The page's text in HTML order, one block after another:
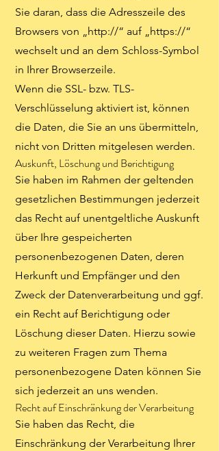
Sie daran, dass die Adresszeile des
Browsers von „http://“ auf „https://“
wechselt und an dem Schloss-Symbol
in Ihrer Browserzeile.
Wenn die SSL- bzw. TLS-
Verschlüsselung aktiviert ist, können
die Daten, die Sie an uns übermitteln,
nicht von Dritten mitgelesen werden.
Auskunft, Löschung und Berichtigung
Sie haben im Rahmen der geltenden
gesetzlichen Bestimmungen jederzeit
das Recht auf unentgeltliche Auskunft
über Ihre gespeicherten
personenbezogenen Daten, deren
Herkunft und Empfänger und den
Zweck der Datenverarbeitung und ggf.
ein Recht auf Berichtigung oder
Löschung dieser Daten. Hierzu sowie
zu weiteren Fragen zum Thema
personenbezogene Daten können Sie
sich jederzeit an uns wenden.
Recht auf Einschränkung der Verarbeitung
Sie haben das Recht, die
Einschränkung der Verarbeitung Ihrer